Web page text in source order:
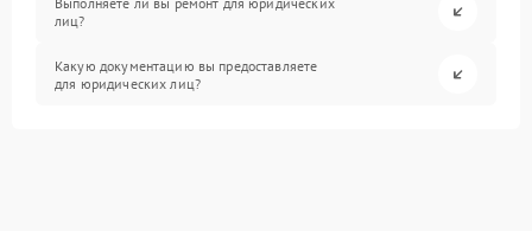
лиц?
Какую документацию вы предоставляете
для юридических лиц?